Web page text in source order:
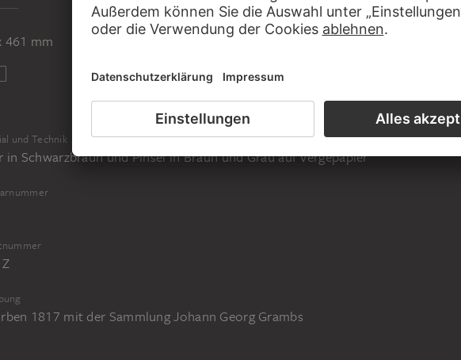
461 mm
und Technik
in Schwarzbraun und Pinsel in Braun und Grau auf Vergépapier
1817 mit der Sammlung Johann Georg Grambs